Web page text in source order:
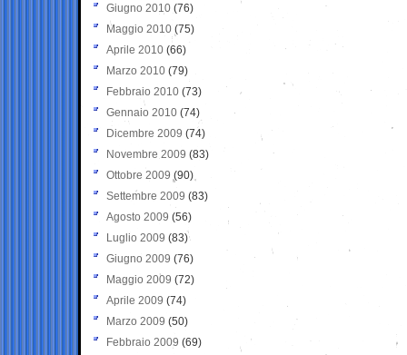
Giugno 2010 (76)
Maggio 2010 (75)
Aprile 2010 (66)
Marzo 2010 (79)
Febbraio 2010 (73)
Gennaio 2010 (74)
Dicembre 2009 (74)
Novembre 2009 (83)
Ottobre 2009 (90)
Settembre 2009 (83)
Agosto 2009 (56)
Luglio 2009 (83)
Giugno 2009 (76)
Maggio 2009 (72)
Aprile 2009 (74)
Marzo 2009 (50)
Febbraio 2009 (69)